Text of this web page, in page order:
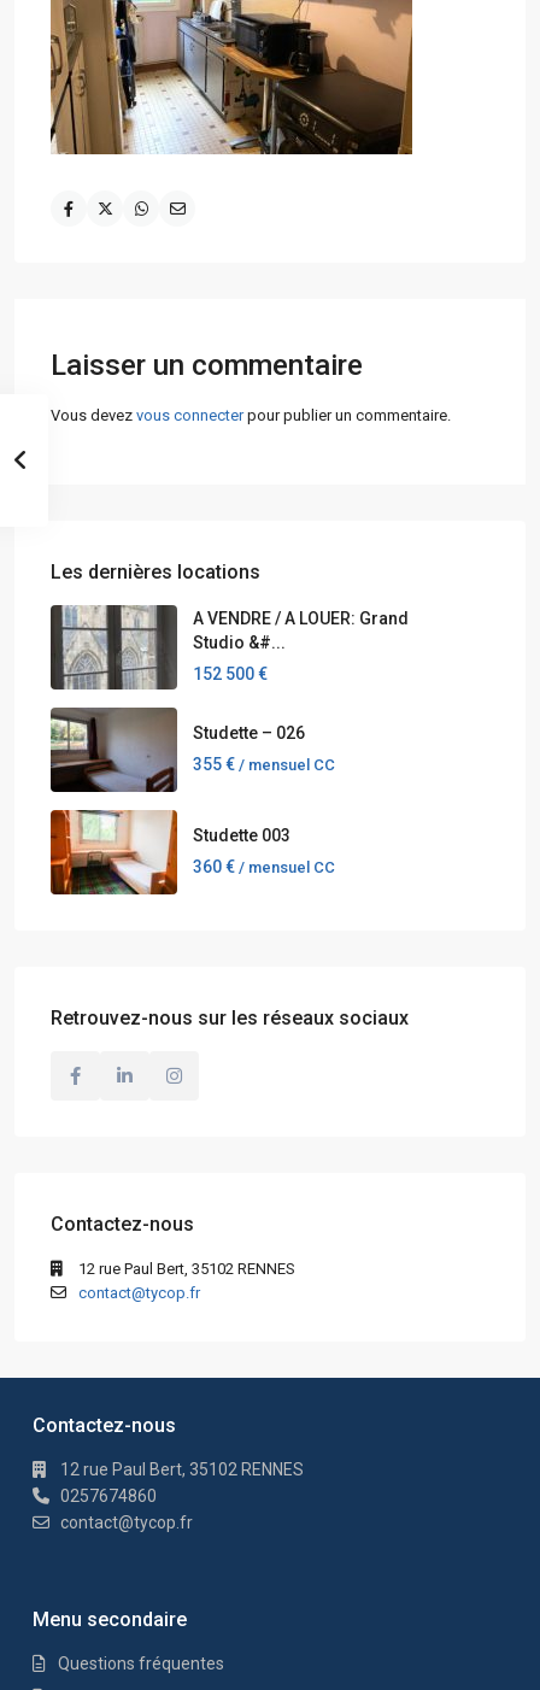
Laisser un commentaire
Vous devez vous connecterpour publier un commentaire.
Les dernières locations
A VENDRE / A LOUER: Grand
Studio &#...
152 500 €
Studette – 026
355 € / mensuel CC
Studette 003
360 € / mensuel CC
Retrouvez-nous sur les réseaux sociaux
Contactez-nous
12 rue Paul Bert, 35102 RENNES
contact@tycop.fr
Contactez-nous
12 rue Paul Bert, 35102 RENNES
0257674860
contact@tycop.fr
Menu secondaire
Questions fréquentes